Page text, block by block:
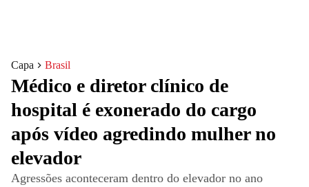
Capa Brasil
Médico e diretor clínico de
hospital é exonerado do cargo
após vídeo agredindo mulher no
elevador
Agressões aconteceram dentro do elevador no ano